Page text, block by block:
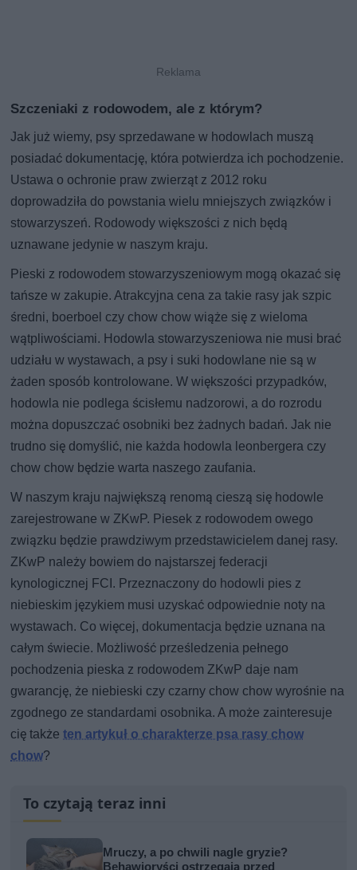
Szczeniaki z rodowodem, ale z którym?
Jak już wiemy, psy sprzedawane w hodowlach muszą
posiadać dokumentację, która potwierdza ich pochodzenie.
Ustawa o ochronie praw zwierząt z 2012 roku
doprowadziła do powstania wielu mniejszych związków i
stowarzyszeń. Rodowody większości z nich będą
uznawane jedynie w naszym kraju.
Pieski z rodowodem stowarzyszeniowym mogą okazać się
tańsze w zakupie. Atrakcyjna cena za takie rasy jak szpic
średni, boerboel czy chow chow wiąże się z wieloma
wątpliwościami. Hodowla stowarzyszeniowa nie musi brać
udziału w wystawach, a psy i suki hodowlane nie są w
żaden sposób kontrolowane. W większości przypadków,
hodowla nie podlega ścisłemu nadzorowi, a do rozrodu
można dopuszczać osobniki bez żadnych badań. Jak nie
trudno się domyślić, nie każda hodowla leonbergera czy
chow chow będzie warta naszego zaufania.
W naszym kraju największą renomą cieszą się hodowle
zarejestrowane w ZKwP. Piesek z rodowodem owego
związku będzie prawdziwym przedstawicielem danej rasy.
ZKwP należy bowiem do najstarszej federacji
kynologicznej FCI. Przeznaczony do hodowli pies z
niebieskim językiem musi uzyskać odpowiednie noty na
wystawach. Co więcej, dokumentacja będzie uznana na
całym świecie. Możliwość prześledzenia pełnego
pochodzenia pieska z rodowodem ZKwP daje nam
gwarancję, że niebieski czy czarny chow chow wyrośnie na
zgodnego ze standardami osobnika. A może zainteresuje
cię takżeten artykuł o charakterze psa rasy chow
chow?
To czytają teraz inni
Mruczy, a po chwili nagle gryzie?
Behawioryści ostrzegają przed